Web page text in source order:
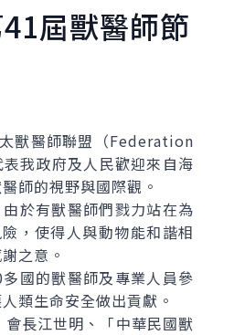
屆獸醫師節
獸醫師聯盟（Federation
我政府及人民歡迎來自海
師的視野與國際觀。
於有獸醫師們戮力站在為
，使得人與動物能和諧相
之意。
國的獸醫師及專業人員參
類生命安全做出貢獻。
長江世明、「中華民國獸